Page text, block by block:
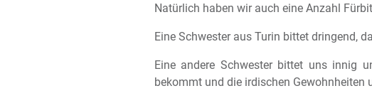
Natürlich haben wir auch eine Anzahl
Eine Schwester aus Turin bittet dringend,
Eine andere Schwester bittet uns innig
bekommt und die irdischen Gewohnheiten